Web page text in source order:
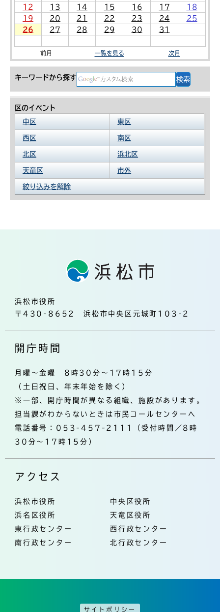
12
13 14 15 16 17
18
19
20 21 22 23 24
25
26
27 28 29 30 31
前月 一覧を見る 次月
キーワードから探す
区のイベント
中区
東区
西区 南区
北区 浜北区
天竜区 市外
絞り込みを解除
浜松市役所
〒430-8652 浜松市中央区元城町103-2
開庁時間
月曜～金曜 8時30分～17時15分
（土日祝日、年末年始を除く）
※一部、開庁時間が異なる組織、施設があります。
担当課がわからないときは市民コールセンターへ
電話番号：053-457-2111（受付時間／8時
30分～17時15分）
アクセス
浜松市役所
中央区役所
浜名区役所
天竜区役所
東行政センター
西行政センター
南行政センター
北行政センター
サイトポリシー